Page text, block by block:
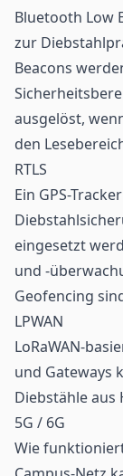
Bluetooth Low
zur
Beacons
ausgelöst,
den
RTLS
Ein GPS-
eingesetzt
und -
Geofencing
LPWAN
LoRaWAN-
und Gateways
Diebstähle aus
5G / 6G
Wie